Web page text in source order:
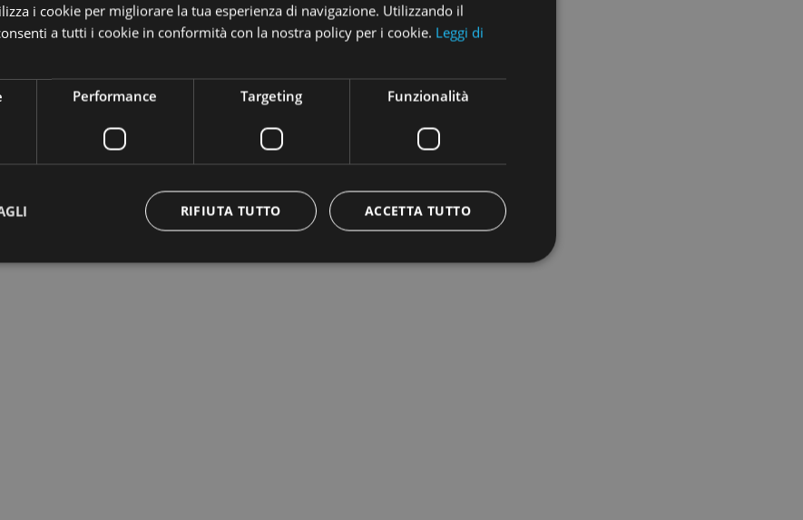
ITALIAN
i cookie per migliorare la tua esperienza di navigazione. Utilizzando il
a tutti i cookie in conformità con la nostra policy per i cookie. Leggi di
Performance Targeting Funzionalità
ACCETTA TUTTO
RIFIUTA TUTTO